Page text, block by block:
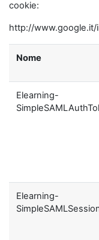
cookie:
http://
Nome
Elearning-
Elearning-